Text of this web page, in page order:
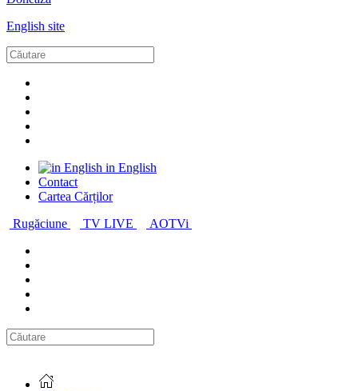
English site
in English
Contact
Cartea Cărților
Rugăciune
TV LIVE AOTVi